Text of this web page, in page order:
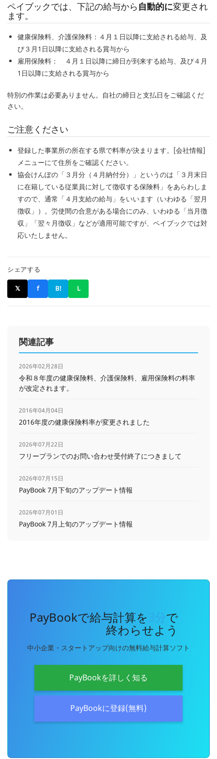
ペイブックでは、下記の給与から 自動的に変更され
ます。
健康保険料、介護保険料：４月１日以降に支給される給与、及
び３月1日以降に支給される賞与から
雇用保険料： ４月１日以降に締日が到来する給与、及び４月
1日以降に支給される賞与から
特別の作業は必要ありません。自社の締日と支払日をご確認くだ
さい。
ご注意ください
登録した事業所の所在する県で料率が決まります。[会社情報]
メニューにて住所をご確認ください。
協会けんぽの「３月分（４月納付分）」というのは「３月末日
に在籍している従業員に対して徴収する保険料」をあらわしま
すので、通常「４月支給の給与」をいいます（いわゆる「翌月
徴収」）。労使間の合意がある場合にのみ、いわゆる「当月徴
収」「翌々月徴収」などが適用可能ですが、ペイブックでは対
応いたしません。
シェアする
𝕏 f B! L
関連記事
2026年02月28日
令和８年度の健康保険料、介護保険料、雇用保険料の料率
が改定されます。
2016年04月04日
2016年度の健康保険料率が変更されました
2026年07月22日
フリープランでのお問い合わせ受付終了につきまして
2026年07月15日
PayBook 7月下旬のアップデート情報
2026年07月01日
PayBook 7月上旬のアップデート情報
PayBookで給与計算を で
終わらせよう
中小企業・スタートアップ向けの無料給与計算ソフト
PayBookを詳しく知る
PayBookに登録(無料)